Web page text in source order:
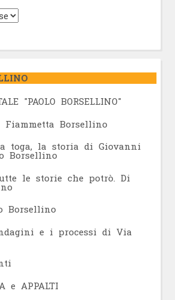
"PAOLO BORSELLINO"
Borsellino
toga, la storia di Giovanni
Borsellino
le storie che potrò. Di
Borsellino
e i processi di Via
e APPALTI